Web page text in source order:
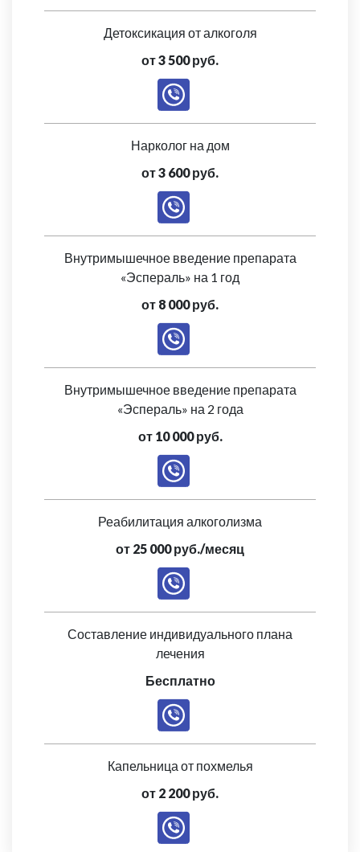
Детоксикация от алкоголя
от 3 500 руб.
Нарколог на дом
от 3 600 руб.
Внутримышечное введение препарата
«Эспераль» на 1 год
от 8 000 руб.
Внутримышечное введение препарата
«Эспераль» на 2 года
от 10 000 руб.
Реабилитация алкоголизма
от 25 000 руб./месяц
Составление индивидуального плана
лечения
Бесплатно
Капельница от похмелья
от 2 200 руб.